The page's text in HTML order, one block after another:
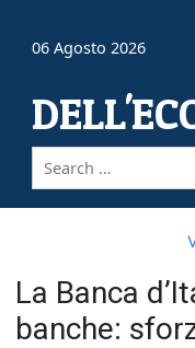
06 Agosto 2026
La Banca
banche: